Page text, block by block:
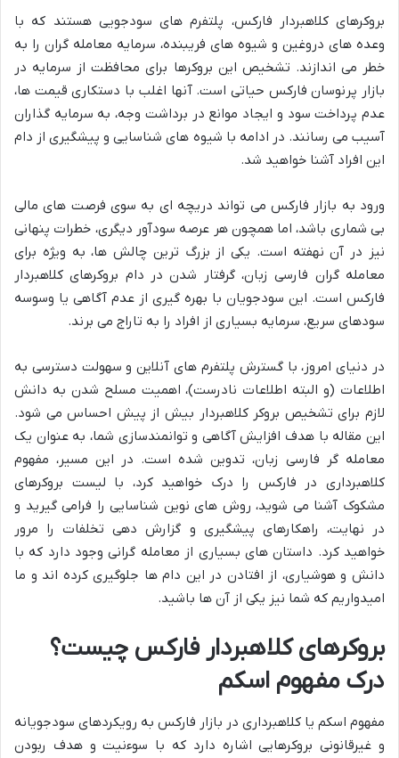
بروکرهای کلاهبردار فارکس، پلتفرم های سودجویی هستند که با
وعده های دروغین و شیوه های فریبنده، سرمایه معامله گران را به
خطر می اندازند. تشخیص این بروکرها برای محافظت از سرمایه در
بازار پرنوسان فارکس حیاتی است. آنها اغلب با دستکاری قیمت ها،
عدم پرداخت سود و ایجاد موانع در برداشت وجه، به سرمایه گذاران
آسیب می رسانند. در ادامه با شیوه های شناسایی و پیشگیری از دام
این افراد آشنا خواهید شد.
ورود به بازار فارکس می تواند دریچه ای به سوی فرصت های مالی
بی شماری باشد، اما همچون هر عرصه سودآور دیگری، خطرات پنهانی
نیز در آن نهفته است. یکی از بزرگ ترین چالش ها، به ویژه برای
معامله گران فارسی زبان، گرفتار شدن در دام بروکرهای کلاهبردار
فارکس است. این سودجویان با بهره گیری از عدم آگاهی یا وسوسه
سودهای سریع، سرمایه بسیاری از افراد را به تاراج می برند.
در دنیای امروز، با گسترش پلتفرم های آنلاین و سهولت دسترسی به
اطلاعات (و البته اطلاعات نادرست)، اهمیت مسلح شدن به دانش
لازم برای تشخیص بروکر کلاهبردار بیش از پیش احساس می شود.
این مقاله با هدف افزایش آگاهی و توانمندسازی شما، به عنوان یک
معامله گر فارسی زبان، تدوین شده است. در این مسیر، مفهوم
کلاهبرداری در فارکس را درک خواهید کرد، با لیست بروکرهای
مشکوک آشنا می شوید، روش های نوین شناسایی را فرامی گیرید و
در نهایت، راهکارهای پیشگیری و گزارش دهی تخلفات را مرور
خواهید کرد. داستان های بسیاری از معامله گرانی وجود دارد که با
دانش و هوشیاری، از افتادن در این دام ها جلوگیری کرده اند و ما
امیدواریم که شما نیز یکی از آن ها باشید.
بروکرهای کلاهبردار فارکس چیست؟
درک مفهوم اسکم
مفهوم اسکم یا کلاهبرداری در بازار فارکس به رویکردهای سودجویانه
و غیرقانونی بروکرهایی اشاره دارد که با سوءنیت و هدف ربودن